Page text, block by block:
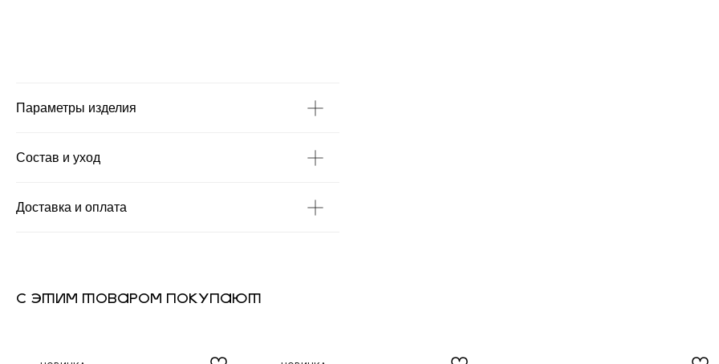
Параметры изделия
Состав и уход
Доставка и оплата
С ЭТИМ ТОВАРОМ ПОКУПАЮТ